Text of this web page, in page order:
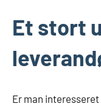
Et stort
Er man